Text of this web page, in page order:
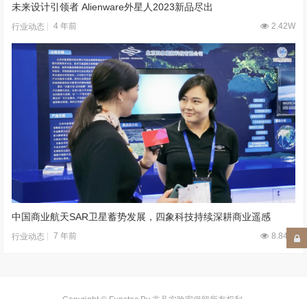
未来设计引领者 Alienware外星人2023新品尽出
行业动态 4 年前 2.42W
中国商业航天SAR卫星蓄势发展，四象科技持续深耕商业遥感
行业动态 7 年前 8.84W